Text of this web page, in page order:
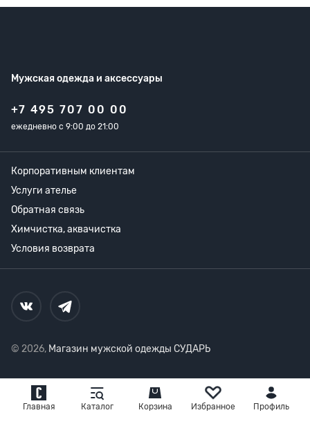
Главная Каталог Корзина Избранное Профиль
Мужская одежда и аксессуары
+7 495 707 00 00
ежедневно с 9:00 до 21:00
Корпоративным клиентам
Услуги ателье
Обратная связь
Химчистка, аквачистка
Условия возврата
© 2026, Магазин мужской одежды СУДАРЬ